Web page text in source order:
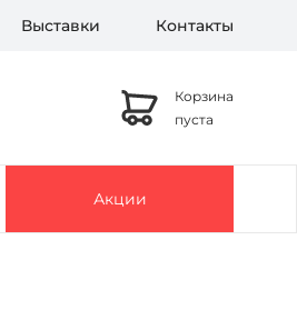
Выставки Контакты
Корзина
пуста
Акции